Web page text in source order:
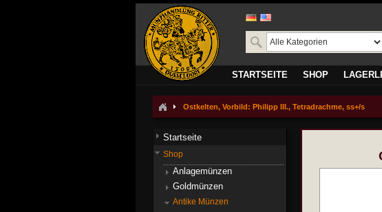
STARTSEITE SHOP
Ostkelten, Vorbild: Philipp III., Tetradrachme, ss+/s
Startseite
Shop
Anlagemünzen
Goldmünzen
Antike Münzen